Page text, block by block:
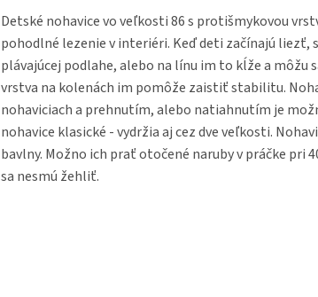
Detské nohavice vo veľkosti 86 s protišmykovou
pohodlné lezenie v interiéri. Keď deti začínajú liezť,
plávajúcej podlahe, alebo na línu im to kĺže a môžu
vrstva na kolenách im pomôže zaistiť stabilitu.
nohaviciach a prehnutím, alebo natiahnutím je
nohavice klasické - vydržia aj cez dve veľkosti.
bavlny. Možno ich prať otočené naruby v práčke pri
sa nesmú žehliť.